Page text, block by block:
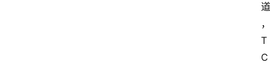
道
，
T
C